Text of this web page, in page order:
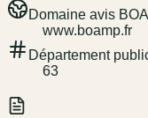
Domaine avis
www.boamp.fr
Département
63